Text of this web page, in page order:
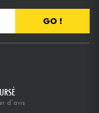
GO !
d’avis